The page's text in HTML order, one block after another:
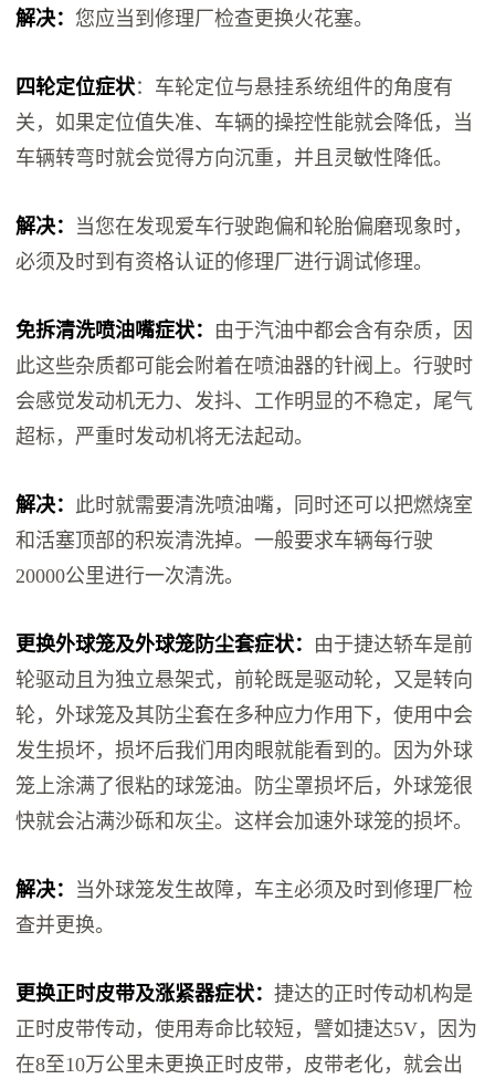
解决：您应当到修理厂检查更换火花塞。
四轮定位症状：车轮定位与悬挂系统组件的角度有
关，如果定位值失准、车辆的操控性能就会降低，当
车辆转弯时就会觉得方向沉重，并且灵敏性降低。
解决： 当您在发现爱车行驶跑偏和轮胎偏磨现象时，
必须及时到有资格认证的修理厂进行调试修理。
免拆清洗喷油嘴症状： 由于汽油中都会含有杂质，因
此这些杂质都可能会附着在喷油器的针阀上。行驶时
会感觉发动机无力、发抖、工作明显的不稳定，尾气
超标，严重时发动机将无法起动。
解决： 此时就需要清洗喷油嘴，同时还可以把燃烧室
和活塞顶部的积炭清洗掉。一般要求车辆每行驶
20000公里进行一次清洗。
更换外球笼及外球笼防尘套症状： 由于捷达轿车是前
轮驱动且为独立悬架式，前轮既是驱动轮，又是转向
轮，外球笼及其防尘套在多种应力作用下，使用中会
发生损坏，损坏后我们用肉眼就能看到的。因为外球
笼上涂满了很粘的球笼油。防尘罩损坏后，外球笼很
快就会沾满沙砾和灰尘。这样会加速外球笼的损坏。
解决： 当外球笼发生故障，车主必须及时到修理厂检
查并更换。
更换正时皮带及涨紧器症状：捷达的正时传动机构是
正时皮带传动，使用寿命比较短，譬如捷达5V，因为
在8至10万公里未更换正时皮带，皮带老化，就会出